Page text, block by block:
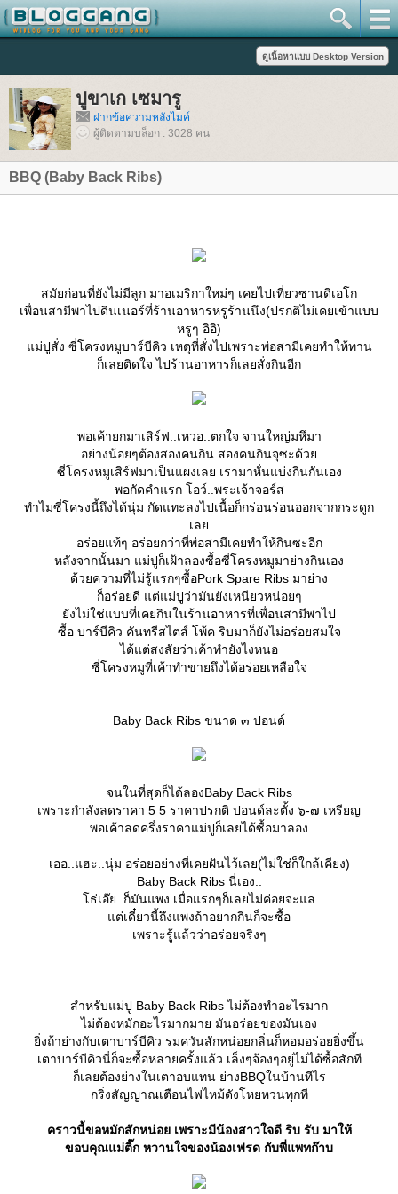
ปูขาเก เซมารู
ฝากข้อความหลังไมค์
ผู้ติดตามบล็อก : 3028 คน
BBQ (Baby Back Ribs)
สมัยก่อนที่ยังไม่มีลูก มาอเมริกาใหม่ๆ เคยไปเที่ยวซานดิเอโก
เพื่อนสามีพาไปดินเนอร์ที่ร้านอาหารหรูร้านนึง(ปรกติไม่เคยเข้าแบบ
หรูๆ อิอิ)
ม่ปูสั่ง ซี่โครงหมูบาร์บีคิว เหตุที่สั่งไปเพราะพ่อสามีเคยทำให้ทาน
ก็เลยติดใจ ไปร้านอาหารก็เลยสั่งกินอีก
พอเค้ายกมาเสิร์ฟ..เหวอ..ตกใจ จานใหญ่มหึมา
อย่างน้อยๆต้องสองคนกิน สองคนกินจุซะด้ว
ซี่โครงหมูเสิร์ฟมาเป็นแผงเลย เรามาหั่นแบ่งกินกันเอง
พอกัดคำแรก โอว์..พระเจ้าจอร์ส
ทำไมซี่โครงนี้ถึงได้นุ่ม กัดแทะลงไปเนื้อก็กร่อนร่อนออกจากกระดูก
เล
อร่อยแท้ๆ อร่อยกว่าที่พ่อสามีเคยทำให้กินซะอีก
หลังจากนั้นมา แม่ปูก็เฝ้าลองซื้อซี่โครงหมูมาย่างกินเอง
ด้วยความที่ไม่รู้แรกๆซื้อPork Spare Ribs มาย่าง
ก็อร่อยดี แต่แม่ปูว่ามันยังเหนียวหน่อยๆ
ังไม่ใช่แบบที่เคยกินในร้านอาหารที่เพื่อนสามีพาไป
ซื้อ บาร์บีคิว คันทรีสไตส์ โพ้ค ริบมาก็ยังไม่อร่อยสมใจ
ได้แต่สงสัยว่าเค้าทำยังไงหนอ
ซี่โครงหมูที่เค้าทำขายถึงได้อร่อยเหลือใจ
Baby Back Ribs ขนาด ๓ ปอนด์
จนในที่สุดก็ได้ลองBaby Back Ribs
เพราะกำลังลดราคา 5 5 ราคาปรกติ ปอนด์ละตั้ง ๖-๗ เหรียญ
พอเค้าลดครึ่งราคาแม่ปูก็เลยได้ซื้อมาลอง
เออ..แฮะ..นุ่ม อร่อยอย่างที่เคยฝันไว้เลย(ไม่ใช่ก็ใกล้เคียง)
Baby Back Ribs นี่เอง..
ธ่เอ๊ย..ก็มันแพง เมื่อแรกๆก็เลยไม่ค่อยจะแล
ต่เดี๋ยวนี้ถึงแพงถ้าอยากกินก็จะซื้อ
เพราะรู้แล้วว่าอร่อยจริงๆ
สำหรับแม่ปู Baby Back Ribs ไม่ต้องทำอะไรมาก
ไม่ต้องหมักอะไรมากมาย มันอร่อยของมันเอง
ิ่งถ้าย่างกับเตาบาร์บีคิว รมควันสักหน่อยกลิ่นก็หอมอร่อยยิ่งขึ้น
เตาบาร์บีคิวนี่ก็จะซื้อหลายครั้งแล้ว เล็งๆจ้องๆอยู่ไม่ได้ซื้อสักที
ก็เลยต้องย่างในเตาอบแทน ย่างBBQในบ้านทีไร
กริ่งสัญญาณเตือนไฟไหม้ดังโหยหวนทุกที
คราวนี้ขอหมักสักหน่อย เพราะมีน้องสาวใจดี ริบ รับ มาให้
ขอบคุณแม่ติ๊ก หวานใจของน้องเฟรด กับพี่แพทก๊าบ